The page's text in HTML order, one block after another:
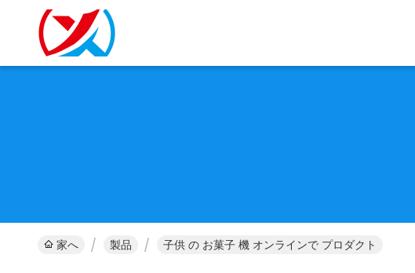
家へ 製品 子供 の お菓子 機 オンラインで プロダクト